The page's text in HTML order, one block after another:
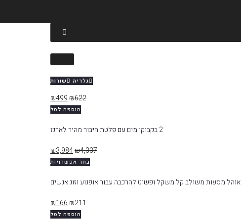
גלריה שורות
הוספה לסל
2 בקבוקי מים עם פלטת חיבור מהיר לארגז
₪622
₪499
בחר אפשרויות
אוהל מסעות משולב קל משקל ופשוט להרכבה עבור אופנוע וזוג אנשים
₪4,337
₪3,984
הוספה לסל
₪211
₪166